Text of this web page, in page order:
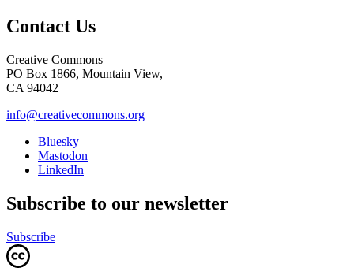
Contact Us
Creative Commons
PO Box 1866, Mountain View,
CA 94042
info@creativecommons.org
Bluesky
Mastodon
LinkedIn
Subscribe to our newsletter
Subscribe